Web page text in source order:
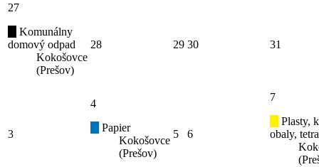
27
Komunálny
domový odpad
Kokošovce
(Prešov)
28 29 30 31
3
4
Papier
Kokošovce
(Prešov)
5 6
7
Plasty,
obaly,